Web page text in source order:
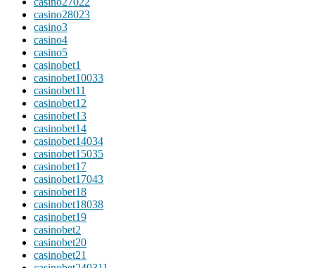
casino28023
casino3
casino4
casino5
casinobet1
casinobet10033
casinobet11
casinobet12
casinobet13
casinobet14
casinobet14034
casinobet15035
casinobet17
casinobet17043
casinobet18
casinobet18038
casinobet19
casinobet2
casinobet20
casinobet21